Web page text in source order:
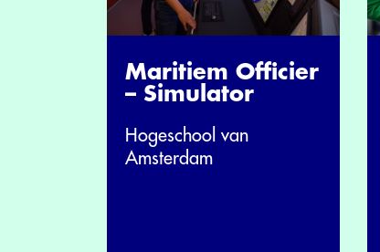
Maritiem Officier
– Simulator
Hogeschool van
Amsterdam